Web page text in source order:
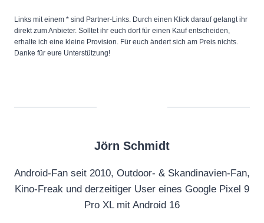
v
o
b
e
a
n
Links mit einem * sind Partner-Links. Durch einen Klick darauf gelangt ihr
direkt zum Anbieter. Solltet ihr euch dort für einen Kauf entscheiden,
erhalte ich eine kleine Provision. Für euch ändert sich am Preis nichts.
Danke für eure Unterstützung!
Jörn Schmidt
Android-Fan seit 2010, Outdoor- & Skandinavien-Fan,
Kino-Freak und derzeitiger User eines Google Pixel 9
Pro XL mit Android 16